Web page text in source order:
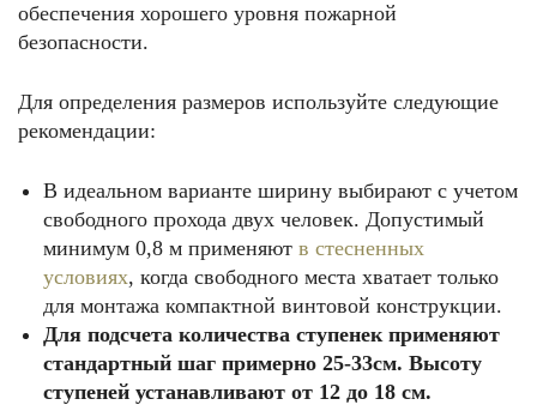
обеспечения хорошего уровня пожарной
безопасности.
Для определения размеров используйте следующие
рекомендации:
В идеальном варианте ширину выбирают с учетом
свободного прохода двух человек. Допустимый
минимум 0,8 м применяют в стесненных
условиях, когда свободного места хватает только
для монтажа компактной винтовой конструкции.
Для подсчета количества ступенек применяют
стандартный шаг примерно 25-33см. Высоту
ступеней устанавливают от 12 до 18 см.